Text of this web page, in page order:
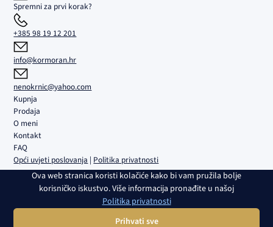
Spremni za prvi korak?
+385 98 19 12 201
info@kormoran.hr
nenokrnic@yahoo.com
Kupnja
Prodaja
O meni
Kontakt
FAQ
Opći uvjeti poslovanja | Politika privatnosti
Kormoran d.o.o. | Sjedište i ured: Trgovačka 5B, Umag | Društvo je
upisano u sudski registar Trgovačkog suda u Rijeci pod br. MBS
040108082 | OIB: 02980639082 | Transakcijski račun i banka:
HR4224840081100459161, RBA | Temeljni kapital: 2.654,46 € | Direktor:
Ova web stranica koristi kolačiće kako bi vam pružila bolje
korisničko iskustvo. Više informacija pronađite u našoj
Politika privatnosti
Prihvati sve